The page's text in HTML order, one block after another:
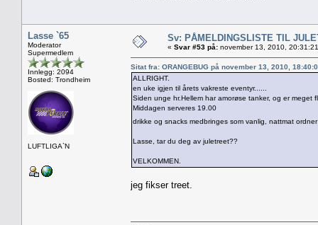
Lasse `65
Moderator
Supermedlem
Innlegg: 2094
Bosted: Trondheim
LUFTLIGA`N
Sv: PÅMELDINGSLISTE TIL
« Svar #53 på: november 13, 2010,
Sitat fra: ORANGEBUG på november 13, 2010,
ALLRIGHT.
en uke igjen til årets vakreste eventyr......
Siden unge hr.Hellem har amorøse tanker, og er meget
Middagen serveres 19.00
drikke og snacks medbringes som vanlig, nattmat
Lasse, tar du deg av juletreet??
VELKOMMEN.
jeg fikser treet.